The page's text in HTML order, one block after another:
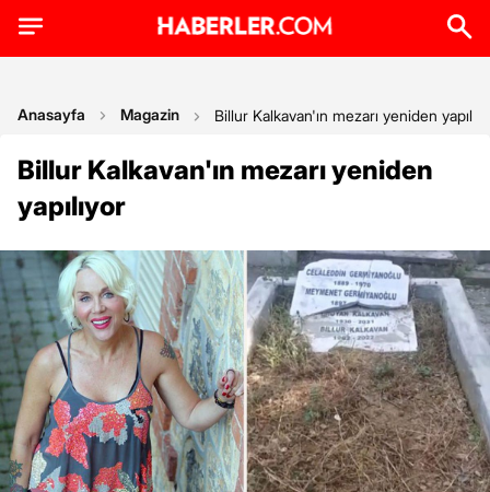
Anasayfa Magazin Billur Kalkavan'ın mezarı yeniden
Billur Kalkavan'ın mezarı yeniden
yapılıyor